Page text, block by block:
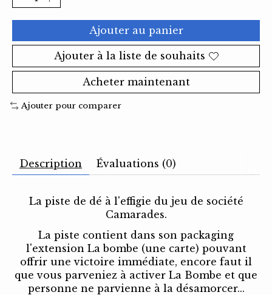
Ajouter au panier
Ajouter à la liste de souhaits
Acheter maintenant
Ajouter pour comparer
Description Évaluations (0)
La piste de dé à l'effigie du jeu de société
Camarades.
La piste contient dans son packaging
l'extension La bombe (une carte) pouvant
offrir une victoire immédiate, encore faut il
que vous parveniez à activer La Bombe et que
personne ne parvienne à la désamorcer...